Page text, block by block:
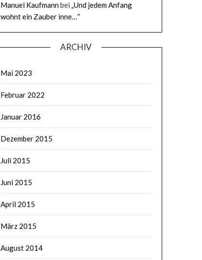
Manuel Kaufmannbei „Und jedem Anfang
wohnt ein Zauber inne…“
ARCHIV
Mai 2023
Februar 2022
Januar 2016
Dezember 2015
Juli 2015
Juni 2015
April 2015
März 2015
August 2014